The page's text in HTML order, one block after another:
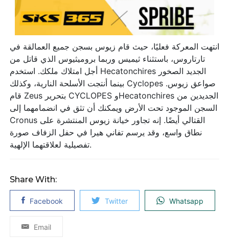
انتهت المعركة فعليًا، حيث قام زيوس بسجن جميع العمالقة في
تارتاروس، باستثناء ثيميس وربما بروميثيوس الذي قاتل من
أجل امتلاك ملكك. استخدم Hecatonchires الجديد الصخور
بينما أنتجت الأسلحة النارية، وكذلك Cyclopes صواعق زيوس.
قام Zeus بتحرير CYCLOPES وHecatonchires الجديدين من
السجن الموجود تحت الأرض ويمكنك أن تثق في انضمامهما إلى
Cronus القتالي أيضًا. إنه تجاور خيانة زيوس المنتشرة على
نطاق واسع، وقد يرسم تفاني هيرا في حفل الزفاف صورة
تفصيلية لعلاقتهما الإلهية.
Share With:
Facebook Twitter Whatsapp
Email